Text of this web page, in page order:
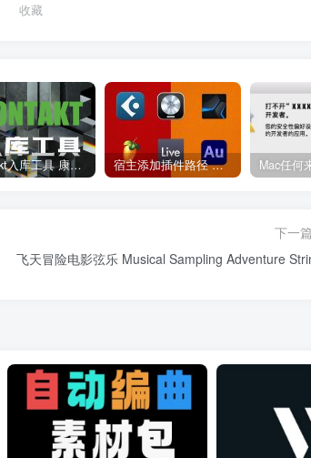
收藏
Kontakt入库工具 康泰克入库教程 宿主添加插件路径 插件路径设置 VSTPlugins路径
下一
飞天冒险电影弦乐 Musical Sampling Adventure